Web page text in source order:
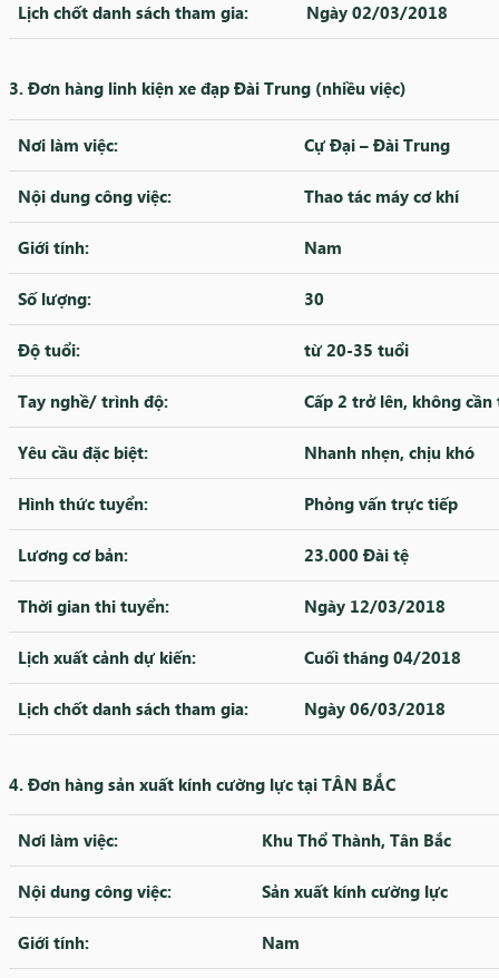
Lịch chốt danh sách tham gia: Ngày 02/03/2018
3. Đơn hàng linh kiện xe đạp Đài Trung (nhiều việc)
Nơi làm việc: Cự Đại – Đài Trung
Nội dung công việc: Thao tác máy cơ khí
Giới tính: Nam
Số lượng: 30
Độ tuổi: từ 20-35 tuổi
Tay nghề/ trình độ: Cấp 2 trở lên, không cần
Yêu cầu đặc biệt: Nhanh nhẹn, chịu khó
Hình thức tuyển: Phỏng vấn trực tiếp
Lương cơ bản: 23.000 Đài tệ
Thời gian thi tuyển: Ngày 12/03/2018
Lịch xuất cảnh dự kiến: Cuối tháng 04/2018
Lịch chốt danh sách tham gia: Ngày 06/03/2018
4. Đơn hàng sản xuất kính cường lực tại TÂN BẮC
Nơi làm việc: Khu Thổ Thành, Tân Bắc
Nội dung công việc: Sản xuất kính cường lực
Giới tính: Nam